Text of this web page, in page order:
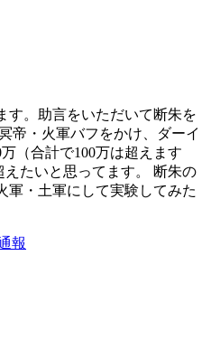
す。助言をいただいて断朱を
帝・火軍バフをかけ、ダーイ
（合計で100万は超えます
えたいと思ってます。 断朱の
軍・土軍にして実験してみた
報